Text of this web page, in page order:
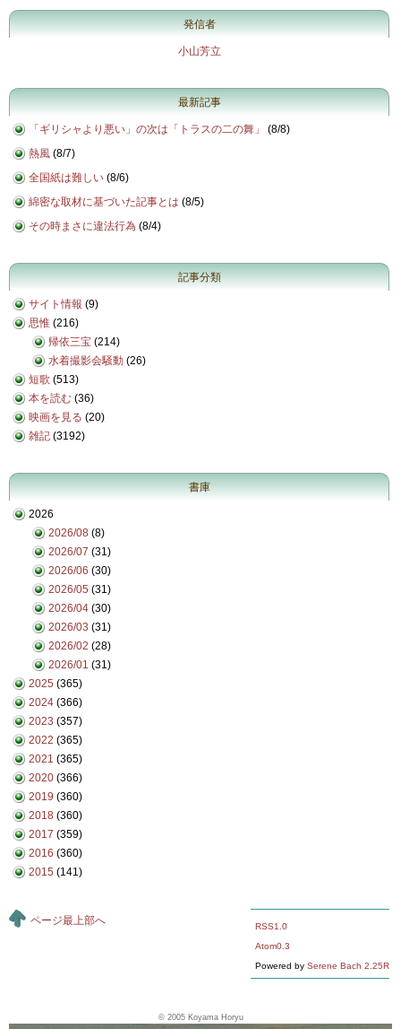
発信者
小山芳立
最新記事
「ギリシャより悪い」の次は「トラスの二の舞」 (8/8)
熱風 (8/7)
全国紙は難しい (8/6)
綿密な取材に基づいた記事とは (8/5)
その時まさに違法行為 (8/4)
記事分類
サイト情報 (9)
思惟 (216)
帰依三宝 (214)
水着撮影会騒動 (26)
短歌 (513)
本を読む (36)
映画を見る (20)
雑記 (3192)
書庫
2026
2026/08 (8)
2026/07 (31)
2026/06 (30)
2026/05 (31)
2026/04 (30)
2026/03 (31)
2026/02 (28)
2026/01 (31)
2025 (365)
2024 (366)
2023 (357)
2022 (365)
2021 (365)
2020 (366)
2019 (360)
2018 (360)
2017 (359)
2016 (360)
2015 (141)
RSS1.0
Atom0.3
Powered by Serene Bach 2.25R
ページ最上部へ
© 2005 Koyama Horyu